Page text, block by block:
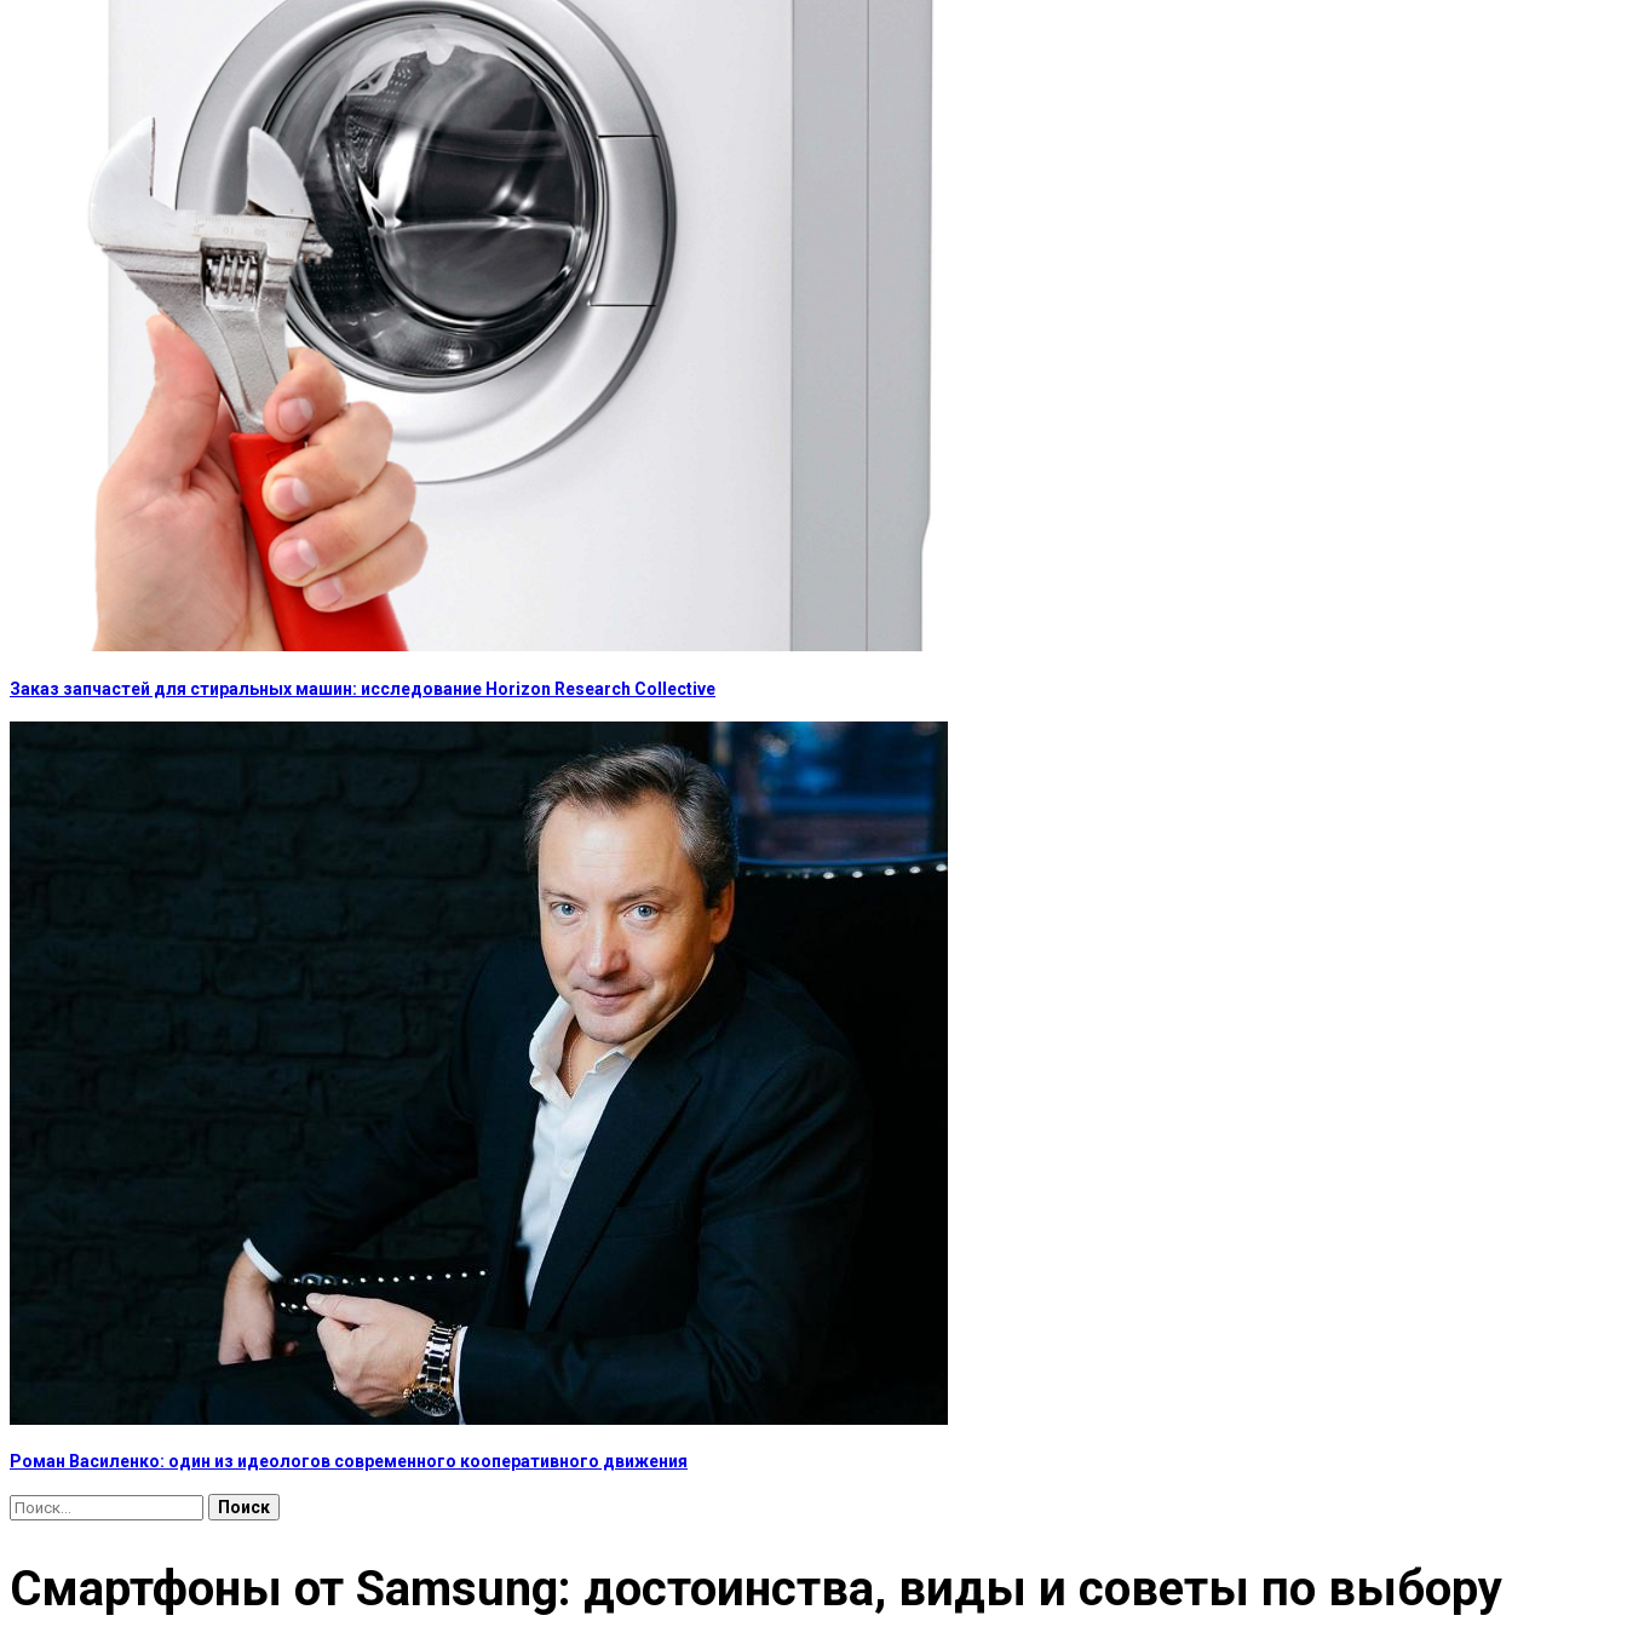
Заказ запчастей для стиральных машин: исследование Horizon Research Collective
Роман Василенко: один из идеологов современного кооперативного движения
Найти:
Смартфоны от Samsung: достоинства, виды и советы по выбору